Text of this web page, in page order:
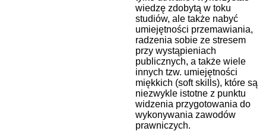
wiedzę zdobytą w toku
studiów, ale także nabyć
umiejętności przemawiania,
radzenia sobie ze stresem
przy wystąpieniach
publicznych, a także wiele
innych tzw. umiejętności
miękkich (soft skills), które są
niezwykle istotne z punktu
widzenia przygotowania do
wykonywania zawodów
prawniczych.